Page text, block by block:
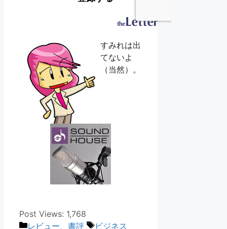
すみれは出
てないよ
（当然）。
Post Views: 1,768
カ
レビュー、書評
タ
ビジネス